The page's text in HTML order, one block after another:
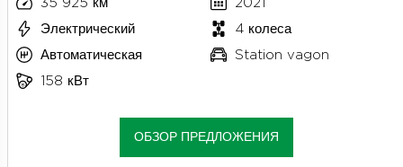
35 925 км
2021
Электрический
4 колеса
Автоматическая
Station vagon
158 кВт
ОБЗОР ПРЕДЛОЖЕНИЯ